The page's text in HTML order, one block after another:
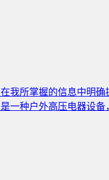
我所掌握的信息中明
一种户外高压电器设